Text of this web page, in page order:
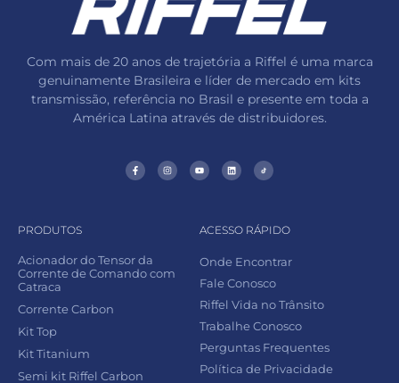
Com mais de 20 anos de trajetória a Riffel é uma marca
genuinamente Brasileira e líder de mercado em kits
transmissão, referência no Brasil e presente em toda a
América Latina através de distribuidores.
PRODUTOS
Acionador do Tensor da
Corrente de Comando com
Catraca
Corrente Carbon
Kit Top
Kit Titanium
Semi kit Riffel Carbon
ACESSO RÁPIDO
Onde Encontrar
Fale Conosco
Riffel Vida no Trânsito
Trabalhe Conosco
Perguntas Frequentes
Política de Privacidade